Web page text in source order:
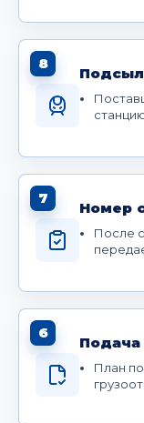
8
Подсыл
7
Номер
После
6
Подача
План